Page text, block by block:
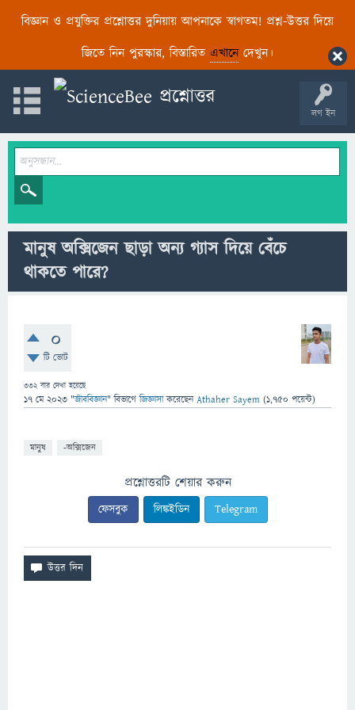
বিজ্ঞান ও প্রযুক্তির প্রশ্নোত্তর দুনিয়ায় আপনাকে স্বাগতম! প্রশ্ন-উত্তর দিয়ে
জিতে নিন পুরস্কার, বিস্তারিত এখানেদেখুন।
লগ ইন
মানুষ অক্সিজেন ছাড়া অন্য গ্যাস দিয়ে বেঁচে
থাকতে পারে?
0
টি ভোট
332বার দেখা হয়েছে
17 মে 2023 "জীববিজ্ঞান" বিভাগে জিজ্ঞাসাকরেছেনAthaher Sayem (1,750 পয়েন্ট)
মানুষ -অক্সিজেন
প্রশ্নোত্তরটি শেয়ার করুন
ফেসবুক লিঙ্কইডিন Telegram